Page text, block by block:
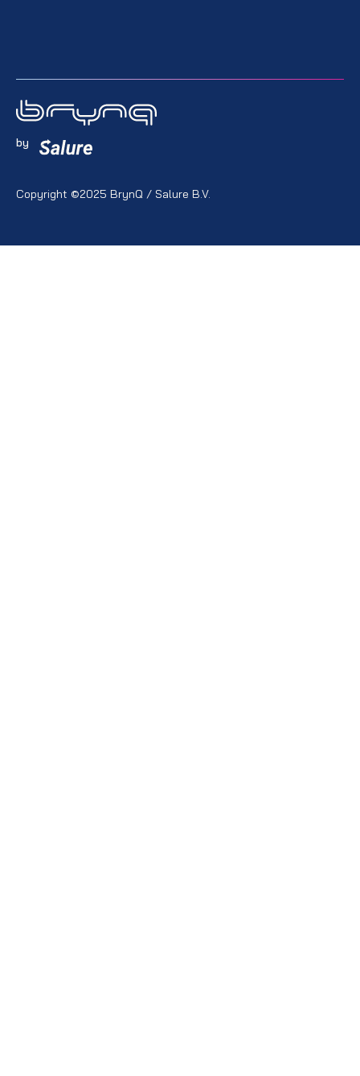
Copyright ©2025 BrynQ / Salure B.V.
by